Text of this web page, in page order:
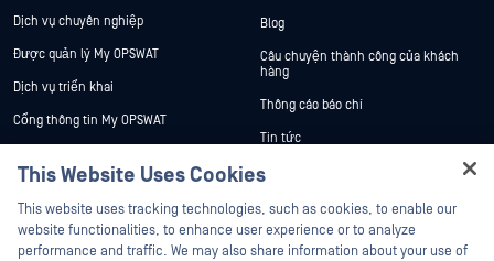
Dịch vụ chuyên nghiệp
Được quản lý My OPSWAT
Dịch vụ triển khai
Cổng thông tin My OPSWAT
Chương trình Xử lý Lỗ hổng Bảo mật
Đối tác
Blog
Câu chuyện thành công của khách
hàng
Thông cáo báo chí
Tin tức
Sự kiện
Hội thảo trên trực tuyến
Datasheets
This Website Uses Cookies
This website uses tracking technologies, such as cookies, to enable our
website functionalities, to enhance user experience or to analyze
performance and traffic. We may also share information about your use of
Hey there!
I'm Ozzy, your OPSWAT virtual assistant.
How can I help you secure what's critical